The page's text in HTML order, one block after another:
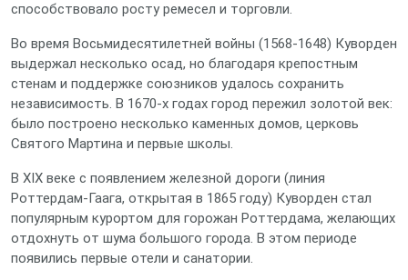
способствовало росту ремесел и торговли.
Во время Восьмидесятилетней войны (1568‑1648) Куворден
выдержал несколько осад, но благодаря крепостным
стенам и поддержке союзников удалось сохранить
независимость. В 1670‑х годах город пережил золотой век:
было построено несколько каменных домов, церковь
Святого Мартина и первые школы.
В XIX веке с появлением железной дороги (линия
Роттердам‑Гаага, открытая в 1865 году) Куворден стал
популярным курортом для горожан Роттердама, желающих
отдохнуть от шума большого города. В этом периоде
появились первые отели и санатории.